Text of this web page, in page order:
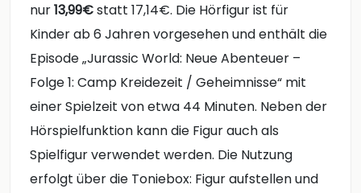
nur13,99€statt 17,14€. Die Hörfigur ist für
Kinder ab 6 Jahren vorgesehen und enthält die
Episode „Jurassic World: Neue Abenteuer –
Folge 1: Camp Kreidezeit / Geheimnisse“ mit
einer Spielzeit von etwa 44 Minuten. Neben der
Hörspielfunktion kann die Figur auch als
Spielfigur verwendet werden. Die Nutzung
erfolgt über die Toniebox: Figur aufstellen und